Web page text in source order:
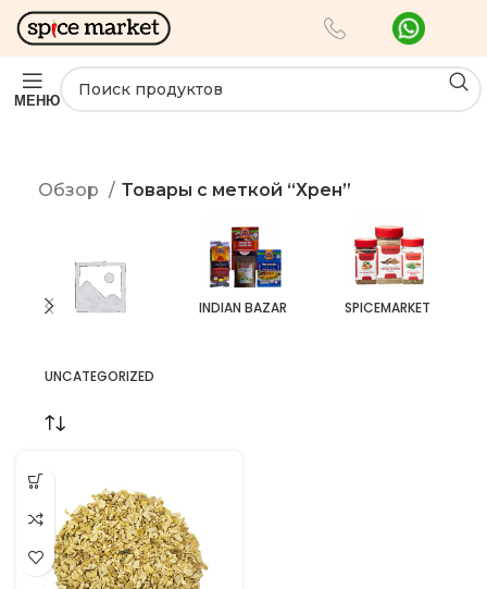
МЕНЮ
Обзор Товары с меткой “Хрен”
UNCATEGORIZED
INDIAN BAZAR SPICEMARKET